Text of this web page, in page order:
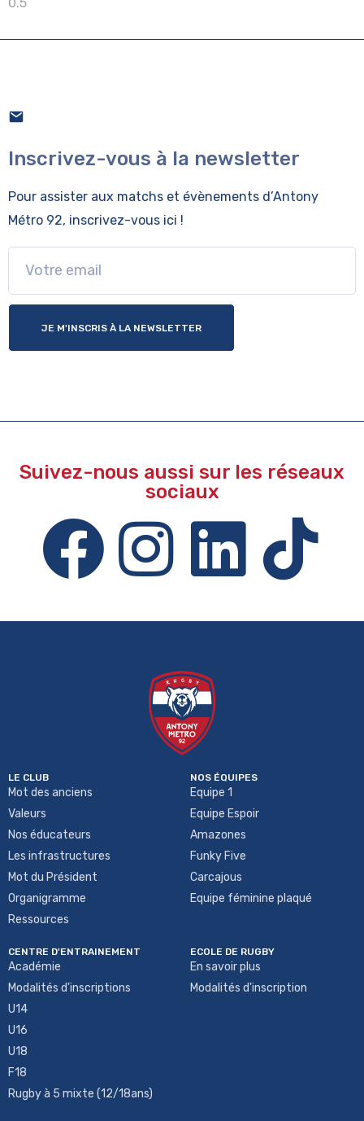
Inscrivez-vous à la newsletter
Pour assister aux matchs et évènements d’Antony
Métro 92, inscrivez-vous ici !
JE M'INSCRIS À LA NEWSLETTER
Suivez-nous aussi sur les réseaux
sociaux
LE CLUB
Mot des anciens
Valeurs
Nos éducateurs
Les infrastructures
Mot du Président
Organigramme
Ressources
NOS ÉQUIPES
Equipe 1
Equipe Espoir
Amazones
Funky Five
Carcajous
Equipe féminine plaqué
CENTRE D'ENTRAINEMENT
Académie
Modalités d'inscriptions
U14
U16
U18
F18
Rugby à 5 mixte (12/18ans)
ECOLE DE RUGBY
En savoir plus
Modalités d'inscription